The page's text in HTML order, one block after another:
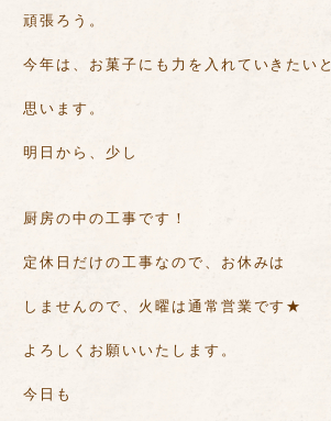
頑張ろう。
今年は、お菓子にも力を入れていきたいと
思います。
明日から、少し
厨房の中の工事です！
定休日だけの工事なので、お休みは
しませんので、火曜は通常営業です★
よろしくお願いいたします。
今日も